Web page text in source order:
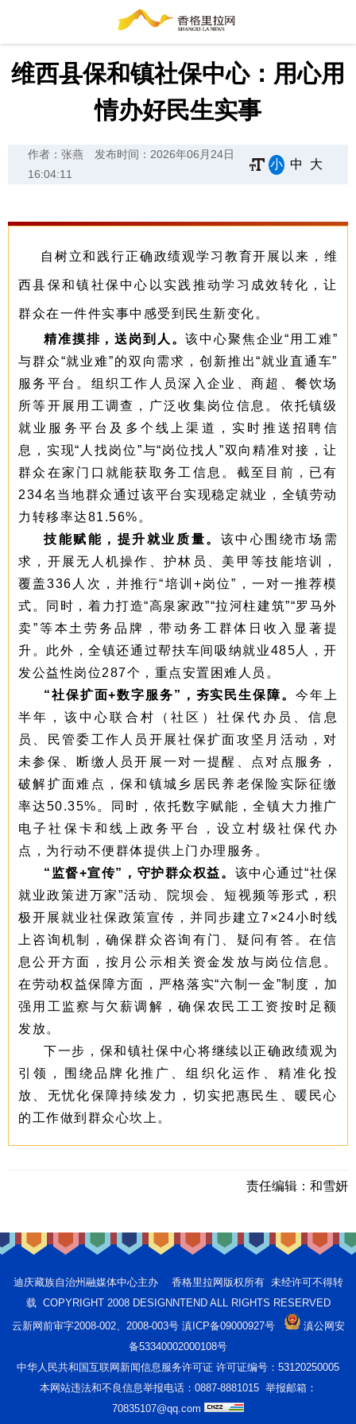
维西县保和镇社保中心：用心用
情办好民生实事
作者：张燕
发布时间：2026年06月24日
16:04:11
小 中 大
自树立和践行正确政绩观学习教育开展以来，维
西县保和镇社保中心以实践推动学习成效转化，让
群众在一件件实事中感受到民生新变化。
精准摸排，送岗到人。该中心聚焦企业“用工难”
与群众“就业难”的双向需求，创新推出“就业直通车”
服务平台。组织工作人员深入企业、商超、餐饮场
所等开展用工调查，广泛收集岗位信息。依托镇级
就业服务平台及多个线上渠道，实时推送招聘信
息，实现“人找岗位”与“岗位找人”双向精准对接，让
群众在家门口就能获取务工信息。截至目前，已有
234名当地群众通过该平台实现稳定就业，全镇劳动
力转移率达81.56%。
技能赋能，提升就业质量。 该中心围绕市场需
求，开展无人机操作、护林员、美甲等技能培训，
覆盖336人次，并推行“培训+岗位”，一对一推荐模
式。同时，着力打造“高泉家政”“拉河柱建筑”“罗马外
卖”等本土劳务品牌，带动务工群体日收入显著提
升。此外，全镇还通过帮扶车间吸纳就业485人，开
发公益性岗位287个，重点安置困难人员。
“社保扩面+数字服务”，夯实民生保障。 今年上
半年，该中心联合村（社区）社保代办员、信息
员、民管委工作人员开展社保扩面攻坚月活动，对
未参保、断缴人员开展一对一提醒、点对点服务，
破解扩面难点，保和镇城乡居民养老保险实际征缴
率达50.35%。同时，依托数字赋能，全镇大力推广
电子社保卡和线上政务平台，设立村级社保代办
点，为行动不便群体提供上门办理服务。
“监督+宣传”，守护群众权益。 该中心通过“社保
就业政策进万家”活动、院坝会、短视频等形式，积
极开展就业社保政策宣传，并同步建立7×24小时线
上咨询机制，确保群众咨询有门、疑问有答。在信
息公开方面，按月公示相关资金发放与岗位信息。
在劳动权益保障方面，严格落实“六制一金”制度，加
强用工监察与欠薪调解，确保农民工工资按时足额
发放。
下一步，保和镇社保中心将继续以正确政绩观为
引领，围绕品牌化推广、组织化运作、精准化投
放、无忧化保障持续发力，切实把惠民生、暖民心
的工作做到群众心坎上。
责任编辑： 和雪妍
迪庆藏族自治州融媒体中心主办 香格里拉网版权所有 未经许可不得转
载 COPYRIGHT 2008 DESIGNNTEND ALL RIGHTS RESERVED
云新网前审字2008-002、2008-003号 滇ICP备09000927号
滇公网安
备53340002000108号
中华人民共和国互联网新闻信息服务许可证 许可证编号：53120250005
本网站违法和不良信息举报电话：0887-8881015 举报邮箱：
70835107@qq.com